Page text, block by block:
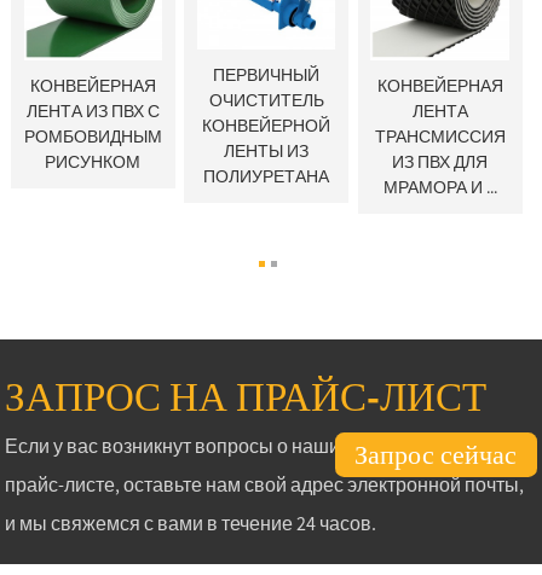
КОНВЕЙЕРНАЯ
ЛЕНТА ИЗ ПВХ С
РОМБОВИДНЫМ
РИСУНКОМ
ПЕРВИЧНЫЙ
ОЧИСТИТЕЛЬ
КОНВЕЙЕРНОЙ
ЛЕНТЫ ИЗ
ПОЛИУРЕТАНА
КОНВЕЙЕРНАЯ
ЛЕНТА
ТРАНСМИССИЯ
ИЗ ПВХ ДЛЯ
МРАМОРА И ...
ЗАПРОС НА ПРАЙС-ЛИСТ
Если у вас возникнут вопросы о наших продуктах или
прайс-листе, оставьте нам свой адрес электронной почты,
и мы свяжемся с вами в течение 24 часов.
Запрос сейчас